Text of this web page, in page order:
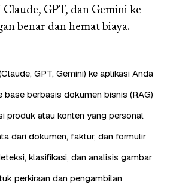
GPT, dan Gemini ke
benar dan hemat biaya.
GPT, Gemini) ke aplikasi Anda
berbasis dokumen bisnis (RAG)
produk atau konten yang personal
dari dokumen, faktur, dan formulir
klasifikasi, dan analisis gambar
perkiraan dan pengambilan